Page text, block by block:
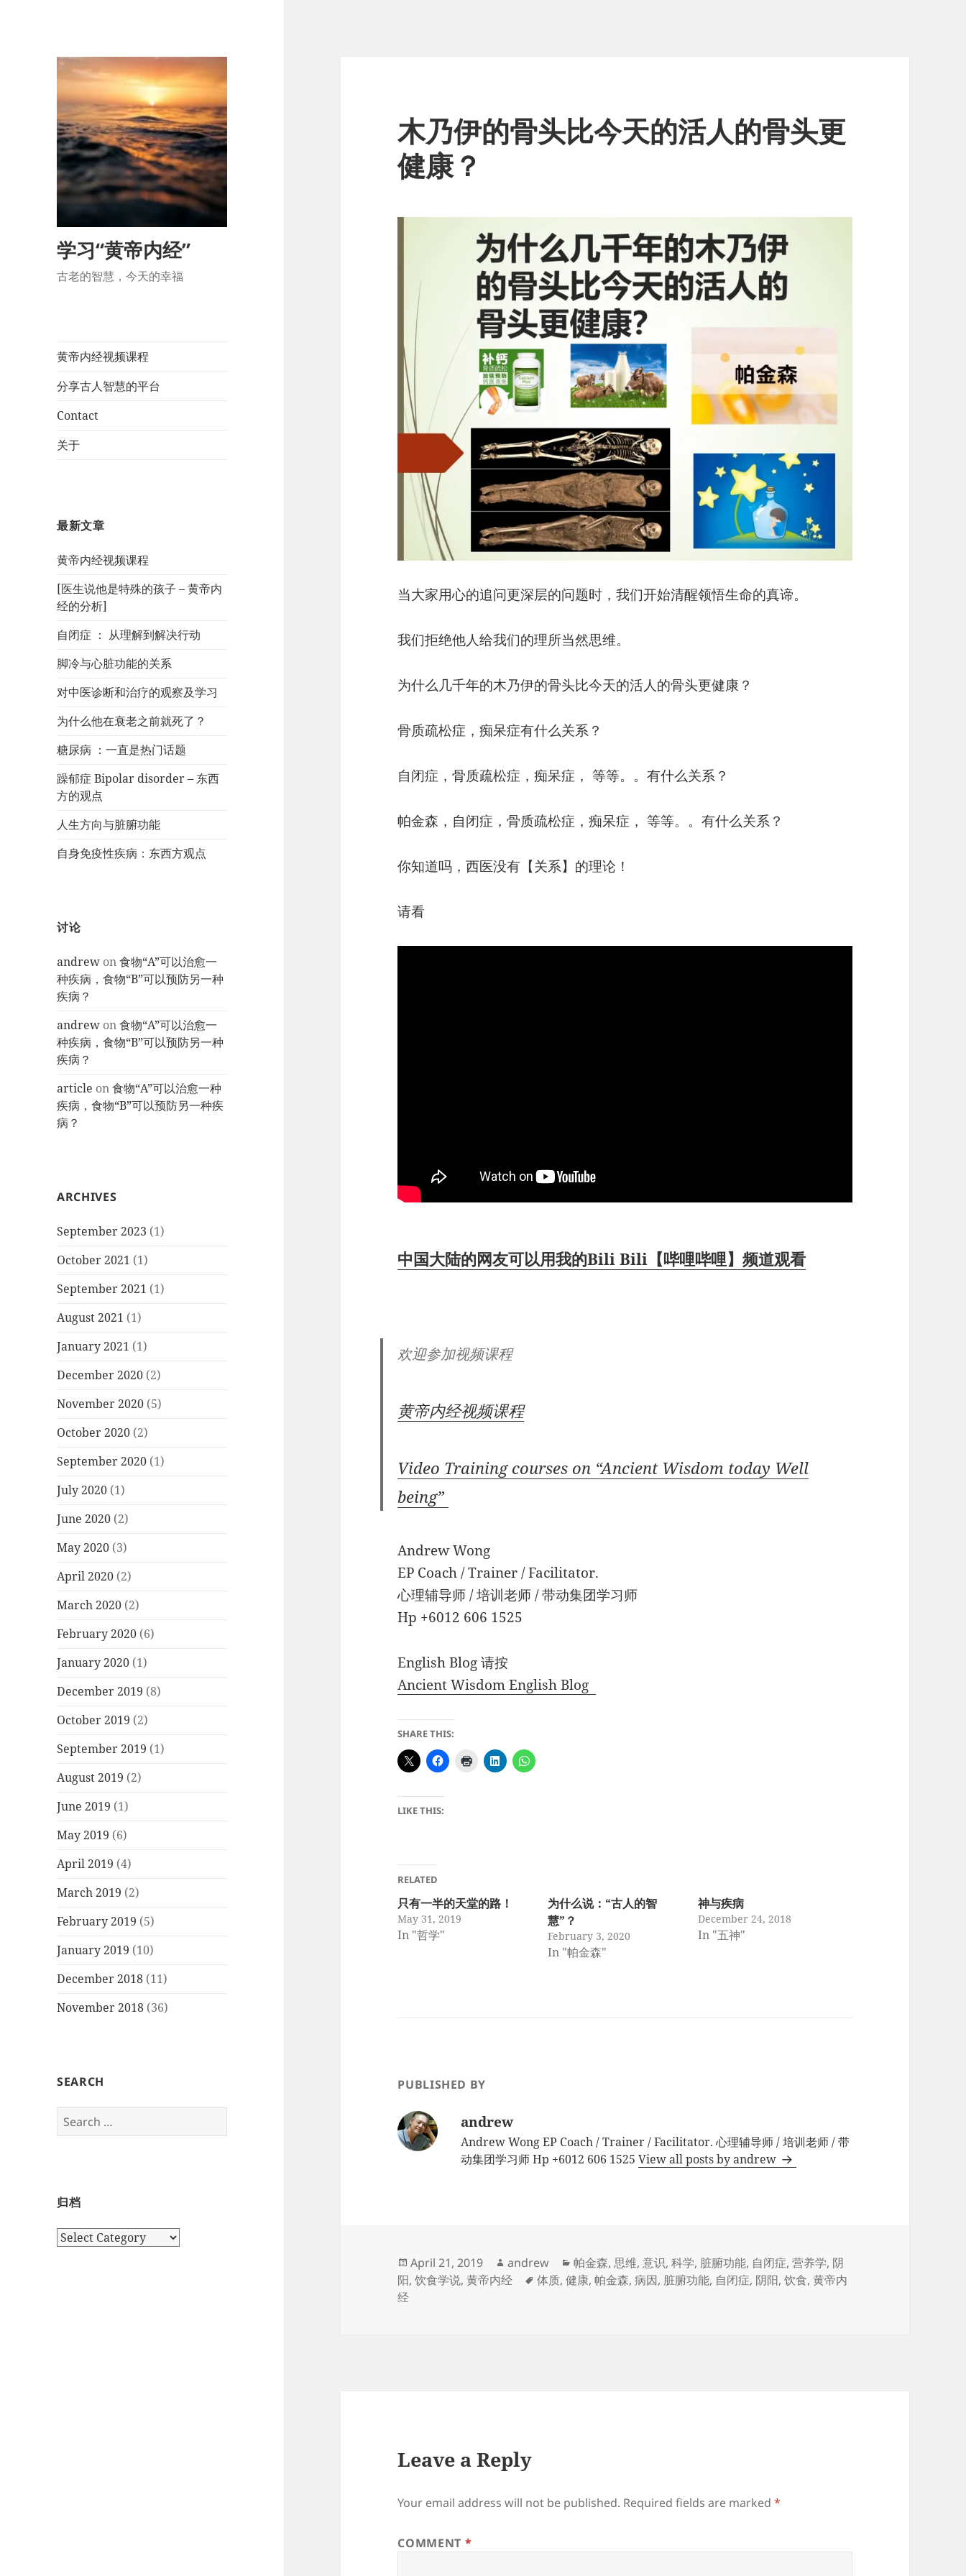
学习“黄帝内经”
古老的智慧，今天的幸福
黄帝内经视频课程
分享古人智慧的平台
Contact
关于
最新文章
黄帝内经视频课程
[医生说他是特殊的孩子 – 黄帝内
经的分析]
自闭症 ： 从理解到解决行动
脚冷与心脏功能的关系
对中医诊断和治疗的观察及学习
为什么他在衰老之前就死了？
糖尿病 ：一直是热门话题
躁郁症 Bipolar disorder – 东西
方的观点
人生方向与脏腑功能
自身免疫性疾病：东西方观点
讨论
andrew on食物“A”可以治愈一
种疾病，食物“B”可以预防另一种
疾病？
andrew on食物“A”可以治愈一
种疾病，食物“B”可以预防另一种
疾病？
article on食物“A”可以治愈一种
疾病，食物“B”可以预防另一种疾
病？
ARCHIVES
September 2023 (1)
October 2021 (1)
September 2021 (1)
August 2021 (1)
January 2021 (1)
December 2020 (2)
November 2020 (5)
October 2020 (2)
September 2020 (1)
July 2020 (1)
June 2020 (2)
May 2020 (3)
April 2020 (2)
March 2020 (2)
February 2020 (6)
January 2020 (1)
December 2019 (8)
October 2019 (2)
September 2019 (1)
August 2019 (2)
June 2019 (1)
May 2019 (6)
April 2019 (4)
March 2019 (2)
February 2019 (5)
January 2019 (10)
December 2018 (11)
November 2018 (36)
SEARCH
Search
for:
归档
归
木乃伊的骨头比今天的活人的骨头更
健康？
当大家用心的追问更深层的问题时，我们开始清醒领悟生命的真谛。
我们拒绝他人给我们的理所当然思维。
为什么几千年的木乃伊的骨头比今天的活人的骨头更健康？
骨质疏松症，痴呆症有什么关系？
自闭症，骨质疏松症，痴呆症， 等等。。有什么关系？
帕金森，自闭症，骨质疏松症，痴呆症， 等等。。有什么关系？
你知道吗，西医没有【关系】的理论！
请看
中国大陆的网友可以用我的Bili Bili【哔哩哔哩】频道观看
欢迎参加视频课程
黄帝内经视频课程
Video Trainingcourses on “Ancient Wisdom today Well
being”
Andrew Wong
EP Coach / Trainer / Facilitator.
心理辅导师 / 培训老师 / 带动集团学习师
Hp +6012 606 1525
English Blog 请按
Ancient Wisdom English Blog
SHARE THIS:
LIKE THIS:
RELATED
只有一半的天堂的路！
May 31, 2019
In "哲学"
为什么说：“古人的智
慧”？
February 3, 2020
In "帕金森"
神与疾病
December 24, 2018
In "五神"
PUBLISHED BY
andrew
Andrew Wong EP Coach / Trainer / Facilitator. 心理辅导师 / 培训老师 / 带
动集团学习师 Hp +6012 606 1525View all posts by andrew
Posted
on
April 21, 2019 Author
andrew Categories
帕金森,思维,意识,科学, 脏腑功能, 自闭症,营养学, 阴
阳,饮食学说,黄帝内经 Tags
体质,健康,帕金森,病因, 脏腑功能, 自闭症, 阴阳,饮食,黄帝内
经
Leave a Reply
Your email address will not be published. Required fields are marked*
COMMENT *